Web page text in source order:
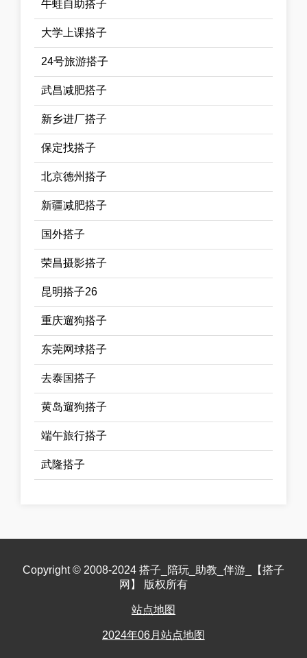
牛蛙自助搭子
大学上课搭子
24号旅游搭子
武昌减肥搭子
新乡进厂搭子
保定找搭子
北京德州搭子
新疆减肥搭子
国外搭子
荣昌摄影搭子
昆明搭子26
重庆遛狗搭子
东莞网球搭子
去泰国搭子
黄岛遛狗搭子
端午旅行搭子
武隆搭子
Copyright © 2008-2024 搭子_陪玩_助教_伴游_【搭子
网】 版权所有
站点地图
2024年06月站点地图